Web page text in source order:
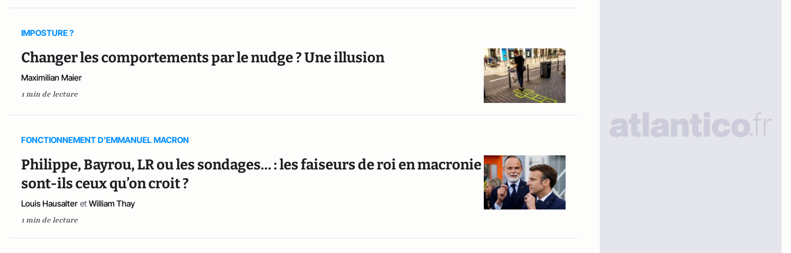
IMPOSTURE ?
Changer les comportements par le nudge ? Une illusion
Maximilian Maier
1 min de lecture
FONCTIONNEMENT D'EMMANUEL MACRON
Philippe, Bayrou, LR ou les sondages… : les faiseurs de roi en macronie
sont-ils ceux qu’on croit ?
Louis Hausalter et William Thay
1 min de lecture